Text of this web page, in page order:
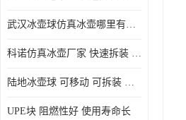
武汉冰壶球仿真冰壶哪里有卖 趣味性强 体积小 重量轻
科诺仿真冰壶厂家 快速拆装 不受季节影响
陆地冰壶球 可移动 可拆装 表面具有自润滑功能
UPE块 阻燃性好 使用寿命长